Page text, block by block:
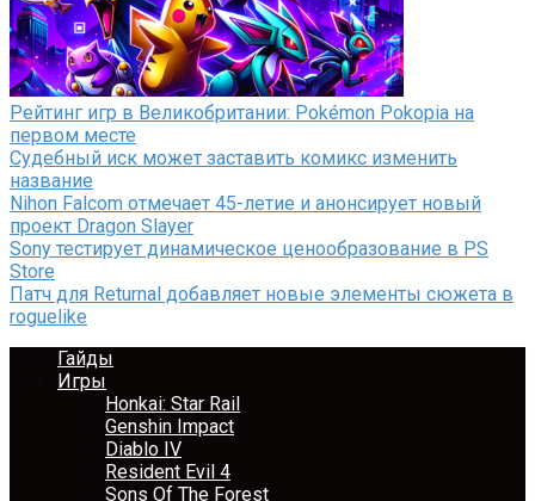
Рейтинг игр в Великобритании: Pokémon Pokopia на
первом месте
Судебный иск может заставить комикс изменить
название
Nihon Falcom отмечает 45-летие и анонсирует новый
проект Dragon Slayer
Sony тестирует динамическое ценообразование в PS
Store
Патч для Returnal добавляет новые элементы сюжета в
roguelike
Гайды
Игры
Honkai: Star Rail
Genshin Impact
Diablo IV
Resident Evil 4
Sons Of The Forest